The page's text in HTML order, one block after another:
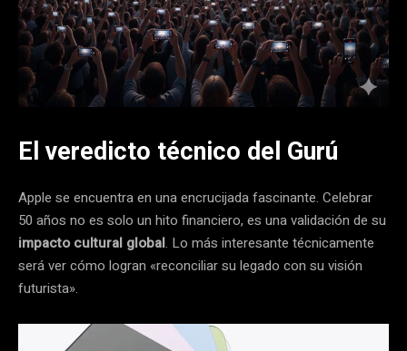
El veredicto técnico del Gurú
Apple se encuentra en una encrucijada fascinante. Celebrar
50 años no es solo un hito financiero, es una validación de su
impacto cultural global. Lo más interesante técnicamente
será ver cómo logran «reconciliar su legado con su visión
futurista».